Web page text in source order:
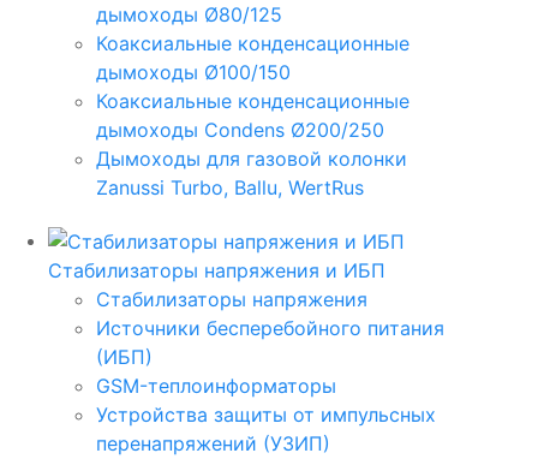
дымоходы Ø80/125
Коаксиальные конденсационные
дымоходы Ø100/150
Коаксиальные конденсационные
дымоходы Condens Ø200/250
Дымоходы для газовой колонки
Zanussi Turbo, Ballu, WertRus
Стабилизаторы напряжения и ИБП
Стабилизаторы напряжения
Источники бесперебойного питания
(ИБП)
GSM-теплоинформаторы
Устройства защиты от импульсных
перенапряжений (УЗИП)